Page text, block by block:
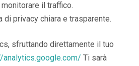
il traffico.
di privacy chiara e trasparente.
sfruttando direttamente il tuo
analytics.google.com/ Ti sarà